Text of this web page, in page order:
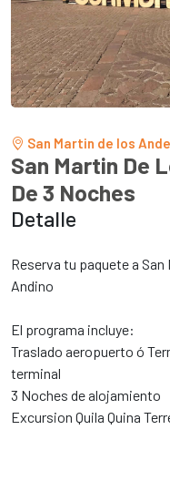
San Martin de los
San Martin De
De 3 Noches
Detalle
Reserva tu paquete a
Andino
El programa incluye:
Traslado aeropuerto ó
terminal
3 Noches de alojamiento
Excursion Quila Quina